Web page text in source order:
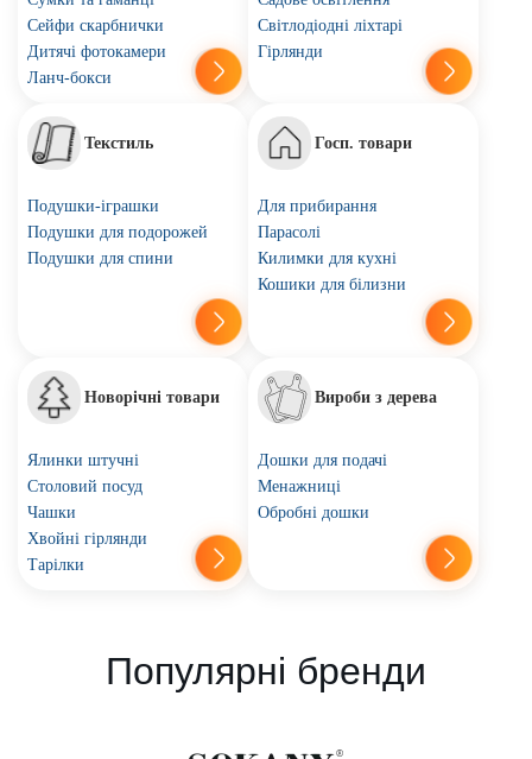
Сейфи скарбнички
Дитячі фотокамери
Ланч-бокси
Світлодіодні ліхтарі
Гірлянди
Текстиль
Подушки-іграшки
Подушки для подорожей
Подушки для спини
Госп. товари
Для прибирання
Парасолі
Килимки для кухні
Кошики для білизни
Новорічні товари
Ялинки штучні
Столовий посуд
Чашки
Хвойні гірлянди
Тарілки
Вироби з дерева
Дошки для подачі
Менажниці
Обробні дошки
Популярні бренди